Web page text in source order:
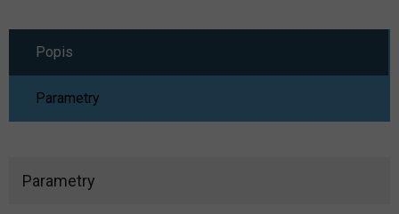
Popis
Parametry
Parametry